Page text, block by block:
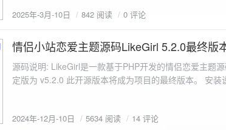
严格的处理措施。在您注册前，请认真阅读注册须知以
www.52pojie.cn
2025年-3月-10日 842 阅读 0 评论
2024-12-10
情侣小站恋爱主题源码LikeGirl 5.2.0最终版
源码说明: LikeGirl是一款基于PHP开发的情侣恋爱主题
定版为 v5.2.0 此开源版本将成为项目的最终版本。 安
2024年-12月-10日 5634 阅读 14 评论